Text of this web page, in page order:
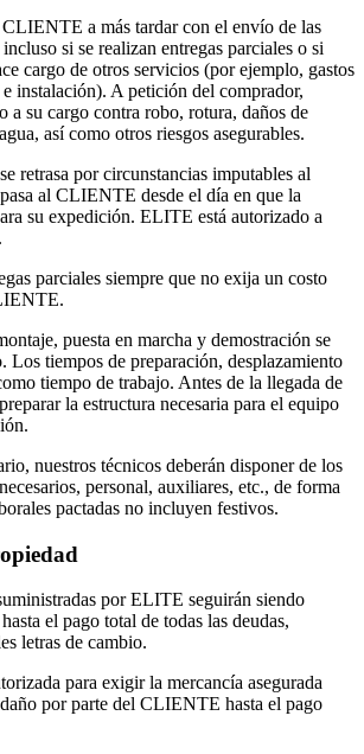
a más tardar con el envío de las
si se realizan entregas parciales o si
cargo de otros servicios (por ejemplo, gastos
instalación). A petición del comprador,
a su cargo contra robo, rotura, daños de
así como otros riesgos asegurables.
retrasa por circunstancias imputables al
al CLIENTE desde el día en que la
su expedición. ELITE está autorizado a
parciales siempre que no exija un costo
puesta en marcha y demostración se
Los tiempos de preparación, desplazamiento
tiempo de trabajo. Antes de la llegada de
la estructura necesaria para el equipo
nuestros técnicos deberán disponer de los
personal, auxiliares, etc., de forma
pactadas no incluyen festivos.
por ELITE seguirán siendo
el pago total de todas las deudas,
letras de cambio.
para exigir la mercancía asegurada
por parte del CLIENTE hasta el pago